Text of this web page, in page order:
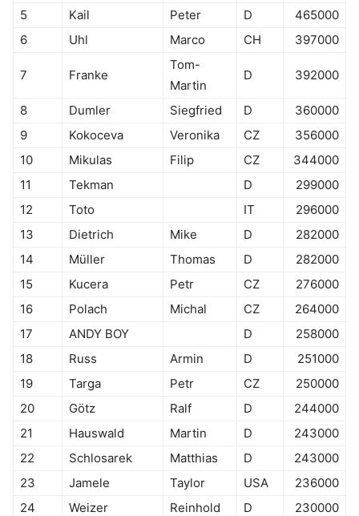
5
Kail Peter D
465000
6
Uhl Marco CH 397000
7 Franke
Tom-
Martin
D 392000
8 Dumler Siegfried D
360000
9
Kokoceva Veronika CZ
356000
10
Mikulas Filip CZ
344000
11
Tekman D
299000
12
Toto IT
296000
13
Dietrich Mike D
282000
14
Müller Thomas D
282000
15
Kucera Petr CZ
276000
16
Polach Michal CZ
264000
17
ANDY BOY D
258000
18
Russ Armin D
251000
19
Targa Petr CZ
250000
20
Götz Ralf D
244000
21
Hauswald Martin D
243000
22
Schlosarek Matthias D
243000
23
Jamele Taylor USA
236000
24
Weizer Reinhold D
230000